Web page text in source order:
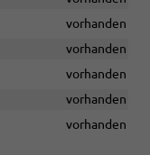
vorhanden
vorhanden
vorhanden
vorhanden
vorhanden